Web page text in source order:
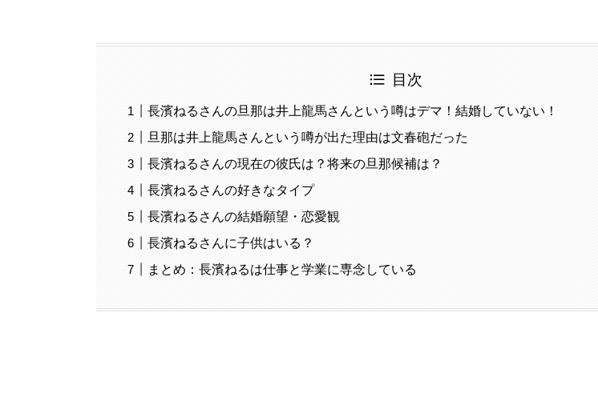
目次
長濱ねるさんの旦那は井上龍馬さんという噂はデマ！結婚していない！
旦那は井上龍馬さんという噂が出た理由は文春砲だった
長濱ねるさんの現在の彼氏は？将来の旦那候補は？
長濱ねるさんの好きなタイプ
長濱ねるさんの結婚願望・恋愛観
長濱ねるさんに子供はいる？
まとめ：長濱ねるは仕事と学業に専念している